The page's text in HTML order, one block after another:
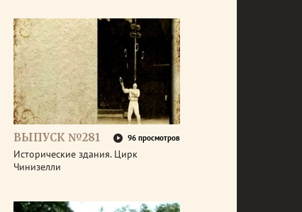
ВЫПУСК №281 96 просмотров
Исторические здания. Цирк
Чинизелли